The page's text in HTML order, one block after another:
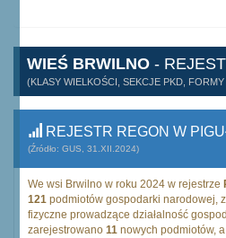
WIEŚ BRWILNO -
(KLASY WIELKOŚCI, SEKCJE PKD, FORMY
REJESTR REGON W
(Źródło: GUS, 31.XII.2024)
We wsi Brwilno w roku 2024 w rejestrze
121 podmiotów gospodarki narodowej,
fizyczne prowadzące działalność
zarejestrowano 11 nowych podmiotów, a